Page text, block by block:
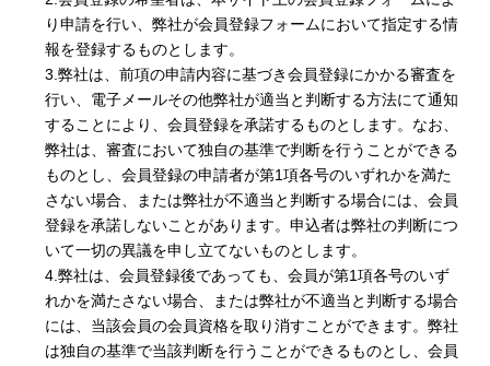
り申請を行い、弊社が会員登録フォームにおいて指定する情
報を登録するものとします。
3.弊社は、前項の申請内容に基づき会員登録にかかる審査を
行い、電子メールその他弊社が適当と判断する方法にて通知
することにより、会員登録を承諾するものとします。なお、
弊社は、審査において独自の基準で判断を行うことができる
ものとし、会員登録の申請者が第1項各号のいずれかを満た
さない場合、または弊社が不適当と判断する場合には、会員
登録を承諾しないことがあります。申込者は弊社の判断につ
いて一切の異議を申し立てないものとします。
4.弊社は、会員登録後であっても、会員が第1項各号のいず
れかを満たさない場合、または弊社が不適当と判断する場合
には、当該会員の会員資格を取り消すことができます。弊社
は独自の基準で当該判断を行うことができるものとし、会員